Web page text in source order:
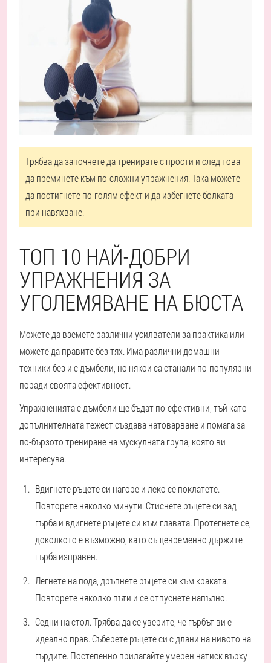
Трябва да започнете да тренирате с прости и след това
да преминете към по-сложни упражнения. Така можете
да постигнете по-голям ефект и да избегнете болката
при навяхване.
ТОП 10 НАЙ-ДОБРИ
УПРАЖНЕНИЯ ЗА
УГОЛЕМЯВАНЕ НА БЮСТА
Можете да вземете различни усилватели за практика или
можете да правите без тях. Има различни домашни
техники без и с дъмбели, но някои са станали по-популярни
поради своята ефективност.
Упражненията с дъмбели ще бъдат по-ефективни, тъй като
допълнителната тежест създава натоварване и помага за
по-бързото трениране на мускулната група, която ви
интересува.
Вдигнете ръцете си нагоре и леко се поклатете.
Повторете няколко минути. Стиснете ръцете си зад
гърба и вдигнете ръцете си към главата. Протегнете се,
доколкото е възможно, като същевременно държите
гърба изправен.
Легнете на пода, дръпнете ръцете си към краката.
Повторете няколко пъти и се отпуснете напълно.
Седни на стол. Трябва да се уверите, че гърбът ви е
идеално прав. Съберете ръцете си с длани на нивото на
гърдите. Постепенно прилагайте умерен натиск върху